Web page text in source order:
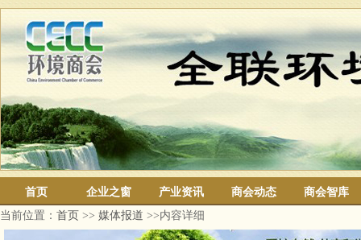
首页 企业之窗 产业资讯 商会动态
商会智库
当前位置： 首页 >> 媒体报道 >>内容详细